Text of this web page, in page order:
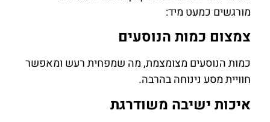
מורגשים כמעט מיד:
צמצום כמות הנוסעים
כמות הנוסעים מצומצמת, מה שמפחית רעש ומאפשר
חוויית מסע נינוחה בהרבה.
איכות ישיבה משודרגת